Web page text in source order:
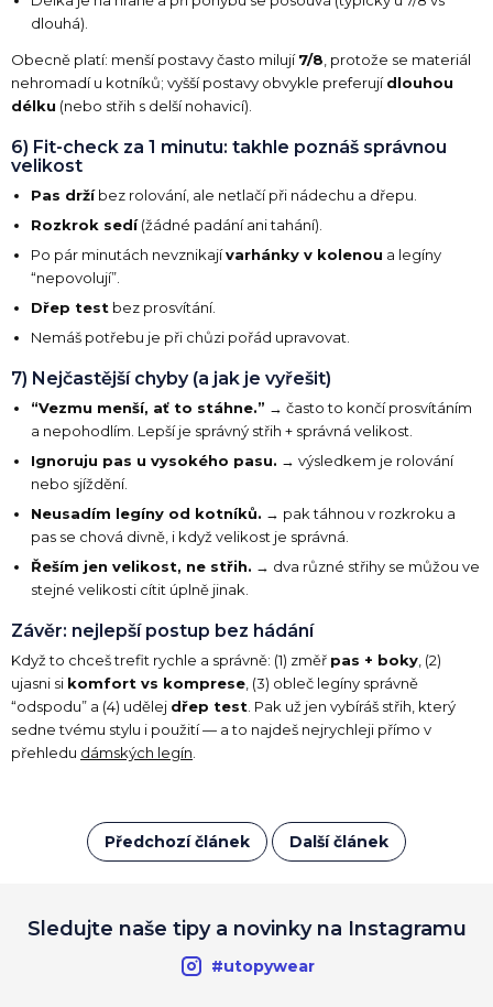
dlouhá).
Obecně platí: menší postavy často milují7/8 , protože se materiál
nehromadí u kotníků; vyšší postavy obvykle preferujídlouhou
délku (nebo střih s delší nohavicí).
6) Fit-check za 1 minutu: takhle poznáš správnou
velikost
Pas držíbez rolování, ale netlačí při nádechu a dřepu.
Rozkrok sedí(žádné padání ani tahání).
Po pár minutách nevznikajívarhánky v kolenou a legíny
“nepovolují”.
Dřep test bez prosvítání.
Nemáš potřebu je při chůzi pořád upravovat.
7) Nejčastější chyby (a jak je vyřešit)
“Vezmu menší, ať to stáhne.” → často to končí prosvítáním
a nepohodlím. Lepší je správný střih + správná velikost.
Ignoruju pas u vysokého pasu. → výsledkem je rolování
nebo sjíždění.
Neusadím legíny od kotníků. → pak táhnou v rozkroku a
pas se chová divně, i když velikost je správná.
Řeším jen velikost, ne střih. → dva různé střihy se můžou ve
stejné velikosti cítit úplně jinak.
Závěr: nejlepší postup bez hádání
Když to chceš trefit rychle a správně: (1) změř pas + boky , (2)
ujasni si komfort vs komprese , (3) obleč legíny správně
“odspodu” a (4) udělej dřep test . Pak už jen vybíráš střih, který
sedne tvému stylu i použití — a to najdeš nejrychleji přímo v
přehledu dámských legín
Předchozí článek Další článek
Sledujte naše tipy a novinky na Instagramu
#utopywear